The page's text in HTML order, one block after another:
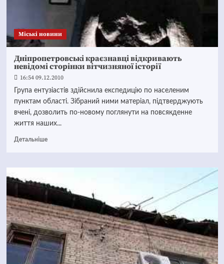
Mіські новини
Дніпропетровські краєзнавці відкривають
невідомі сторінки вітчизняної історії
16:54 09.12.2010
Група ентузіастів здійснила експедицію по населеним
пунктам області. Зібраний ними матеріал, підтверджують
вчені, дозволить по-новому поглянути на повсякденне
життя наших...
Детальніше